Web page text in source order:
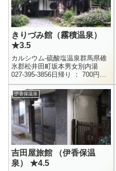
きりづみ館（霧積温泉）
★3.5
カルシウム-硫酸塩温泉群馬県碓
氷郡松井田町坂本男女別内湯
027-395-3856日帰り ： 700円営
業時間 昼間のみ（要予約）霧積
温泉は山の中に囲まれた静かな
秘湯です。峠の釜飯で...
伊香保温泉
吉田屋旅館 （伊香保温
泉） ★4.5